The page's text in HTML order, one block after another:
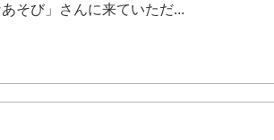
そび」さんに来ていただ...